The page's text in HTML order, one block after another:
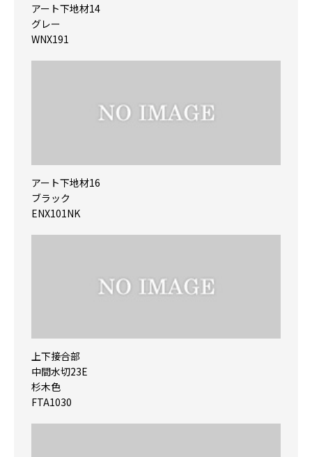
アート下地材14
グレー
WNX191
アート下地材16
ブラック
ENX101NK
上下接合部
中間水切23E
杉木色
FTA1030